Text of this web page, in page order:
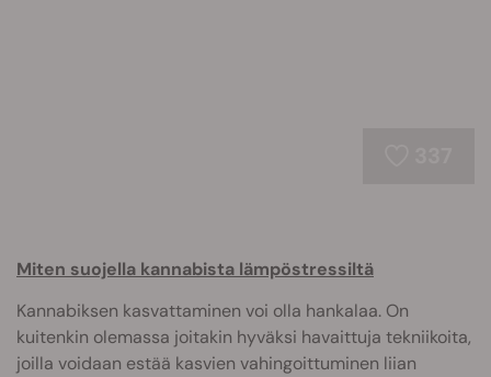
Miten suojella kannabista lämpöstressiltä
Kannabiksen kasvattaminen voi olla hankalaa. On
kuitenkin olemassa joitakin hyväksi havaittuja tekniikoita,
joilla voidaan estää kasvien vahingoittuminen liian